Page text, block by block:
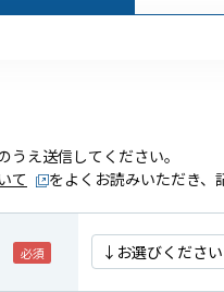
え送信してください。
て をよくお読みいただき、